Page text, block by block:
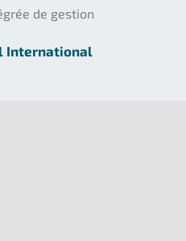
de gestion
International